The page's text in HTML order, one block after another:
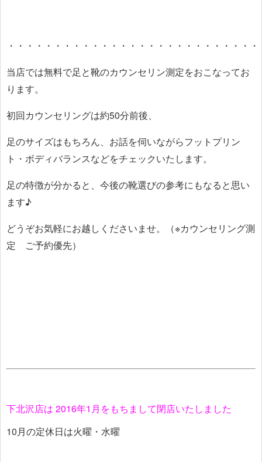
・・・・・・・・・・・・・・・・・・・・・・・・・・
当店では無料で足と靴のカウンセリン測定をおこなってお
ります。
初回カウンセリングは約50分前後、
足のサイズはもちろん、お話を伺いながらフットプリン
ト・ボディバランスなどをチェックいたします。
足の特徴が分かると、今後の靴選びの参考にもなると思い
ます♪
どうぞお気軽にお越しくださいませ。（※カウンセリング測
定 ご予約優先）
下北沢店は 2016年1月をもちまして閉店いたしました
10月の定休日は火曜・水曜